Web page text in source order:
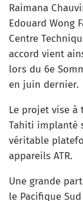
Raimana
Edouard Wong
Centre
accord vient
lors du 6e
en juin dernier.
Le projet vise à
Tahiti implanté
véritable
appareils ATR.
Une grande
le Pacifique